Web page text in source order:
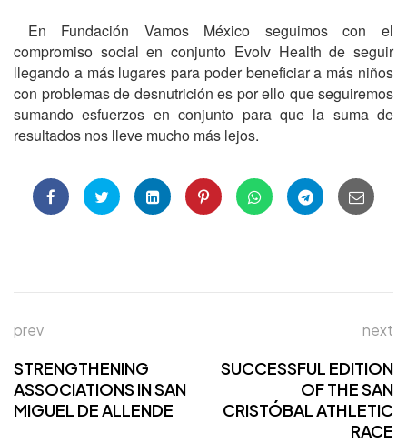
En Fundación Vamos México seguimos con el
compromiso social en conjunto Evolv Health de seguir
llegando a más lugares para poder beneficiar a más niños
con problemas de desnutrición es por ello que seguiremos
sumando esfuerzos en conjunto para que la suma de
resultados nos lleve mucho más lejos.
prev
STRENGTHENING
ASSOCIATIONS IN SAN
MIGUEL DE ALLENDE
next
SUCCESSFUL EDITION
OF THE SAN
CRISTÓBAL ATHLETIC
RACE